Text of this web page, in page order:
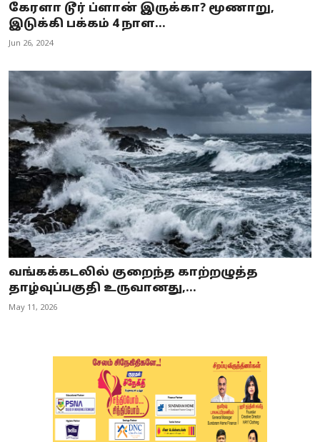
கேரளா டூர் ப்ளான் இருக்கா? மூணாறு,
இடுக்கி பக்கம் 4 நாள...
Jun 26, 2024
வங்கக்கடலில் குறைந்த காற்றழுத்த
தாழ்வுப்பகுதி உருவானது,...
May 11, 2026